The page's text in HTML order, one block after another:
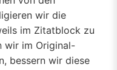
wir die
im Zitatblock zu
wir im Original-
bessern wir diese